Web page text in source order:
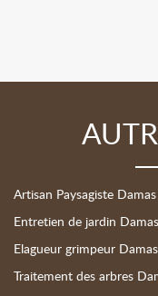
Artisan Paysagiste
Entretien de jardin
Elagueur grimpeur
Traitement des arbres